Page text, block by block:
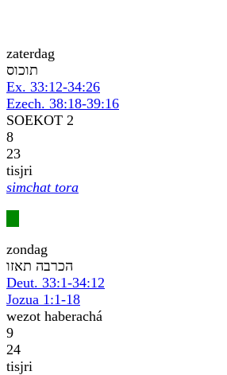
zaterdag
סוכות
Ex. 33:12-34:26
Ezech. 38:18-39:16
SOEKOT 2
8
23
tisjri
simchat tora
zondag
וזאת הברכה
Deut. 33:1-34:12
Jozua 1:1-18
wezot haberachá
9
24
tisjri